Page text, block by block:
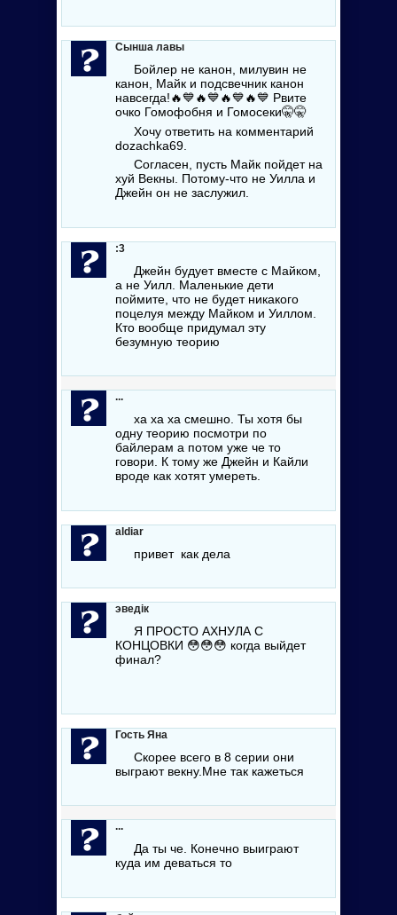
Сынша лавы
Бойлер не канон, милувин не
канон, Майк и подсвечник канон
навсегда!🔥💙🔥💙🔥💙🔥💙 Рвите
очко Гомофобня и Гомосеки🤫🤫
Хочу ответить на комментарий
dozachka69.
Согласен, пусть Майк пойдет на
хуй Векны. Потому-что не Уилла и
Джейн он не заслужил.
:3
Джейн будует вместе с Майком,
а не Уилл. Маленькие дети
поймите, что не будет никакого
поцелуя между Майком и Уиллом.
Кто вообще придумал эту
безумную теорию
...
ха ха ха смешно. Ты хотя бы
одну теорию посмотри по
байлерам а потом уже че то
говори. К тому же Джейн и Кайли
вроде как хотят умереть.
aldiar
привет как дела
эведік
Я ПРОСТО АХНУЛА С
КОНЦОВКИ 😳😳😳 когда выйдет
финал?
Гость Яна
Скорее всего в 8 серии они
выграют векну.Мне так кажеться
...
Да ты че. Конечно выиграют
куда им деваться то